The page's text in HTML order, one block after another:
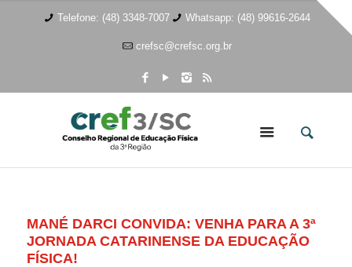
Telefone: (48) 3348-7007 Whatsapp: (48) 99616-2644
crefsc@crefsc.org.br
MANÉ DARCI CONVIDA: VENHA PARA A 3ª
JORNADA CATARINENSE DA EDUCAÇÃO
FÍSICA!